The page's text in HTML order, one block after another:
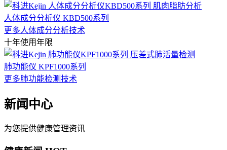
人体成分分析仪 KBD500系列
更多人体成分分析技术
十年使用年限
肺功能仪 KPF1000系列
更多肺功能检测技术
新闻中心
为您提供健康管理资讯